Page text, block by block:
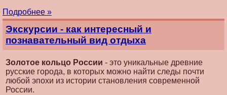
Подробнее »
Экскурсии - как интересный и
познавательный вид отдыха
Золотое кольцо России - это уникальные древние
русские города, в которых можно найти следы почти
любой эпохи из истории становления современной
России.